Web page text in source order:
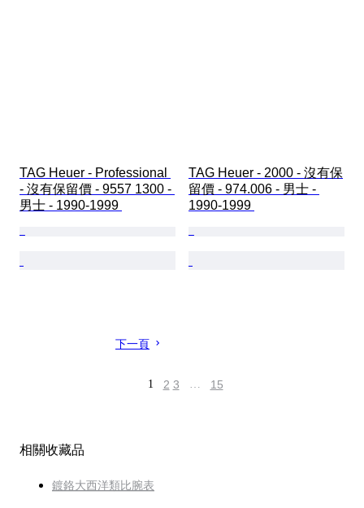
TAG Heuer - Professional
- 沒有保留價 - 9557 1300 -
男士 - 1990-1999
TAG Heuer - 2000 - 沒有保
留價 - 974.006 - 男士 -
1990-1999
下一頁
1 2 3 … 15
相關收藏品
鍍鉻大西洋類比腕表